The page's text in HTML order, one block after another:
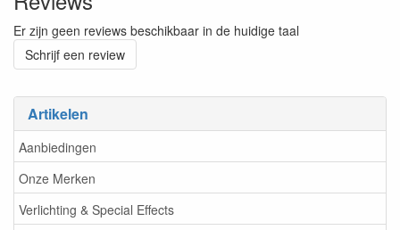
Artikelen
Aanbiedingen
Onze Merken
Verlichting & Special Effects
Er zijn geen reviews beschikbaar in de huidige taal
Schrijf een review